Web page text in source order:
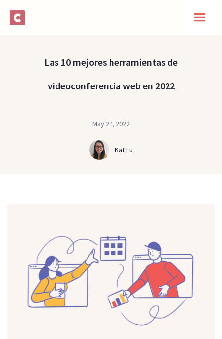
Las 10 mejores herramientas de
videoconferencia web en 2022
May 27, 2022
Kat Lu